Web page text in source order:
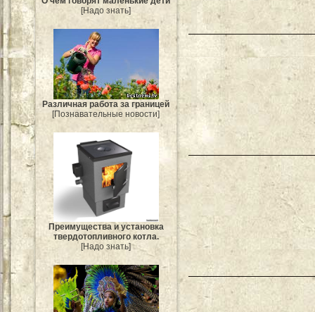
[Надо знать]
Различная работа за границей
[Познавательные новости]
Преимущества и установка
твердотопливного котла.
[Надо знать]